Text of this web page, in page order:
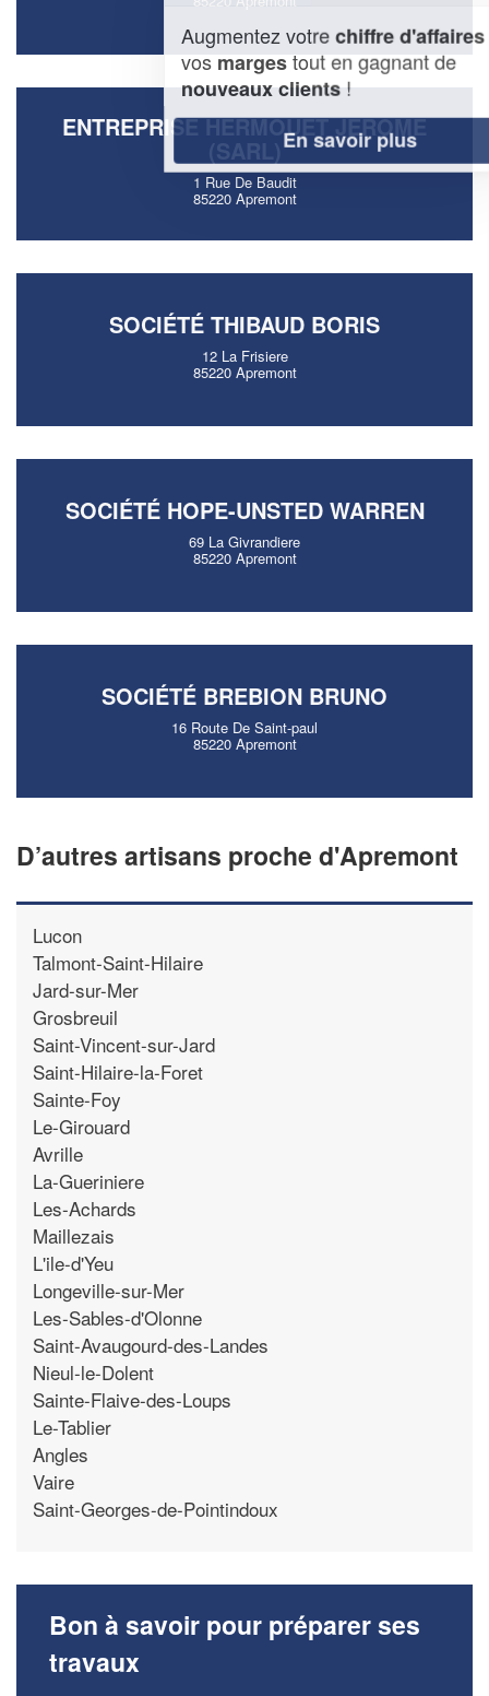
ENTREPRISE HERMOUET JEROME
(SARL)
1 Rue De Baudit
85220 Apremont
SOCIÉTÉ THIBAUD BORIS
12 La Frisiere
85220 Apremont
SOCIÉTÉ HOPE-UNSTED WARREN
69 La Givrandiere
85220 Apremont
SOCIÉTÉ BREBION BRUNO
16 Route De Saint-paul
85220 Apremont
D’autres artisans proche d'Apremont
Lucon
Talmont-Saint-Hilaire
Jard-sur-Mer
Grosbreuil
Saint-Vincent-sur-Jard
Saint-Hilaire-la-Foret
Sainte-Foy
Le-Girouard
Avrille
La-Gueriniere
Les-Achards
Maillezais
L'ile-d'Yeu
Longeville-sur-Mer
Les-Sables-d'Olonne
Saint-Avaugourd-des-Landes
Nieul-le-Dolent
Sainte-Flaive-des-Loups
Le-Tablier
Angles
Vaire
Saint-Georges-de-Pointindoux
Bon à savoir pour préparer ses
travaux
Augmentez votrechiffre d'affaireset
vosmargestout en gagnant de
nouveaux clients!
En savoir plus